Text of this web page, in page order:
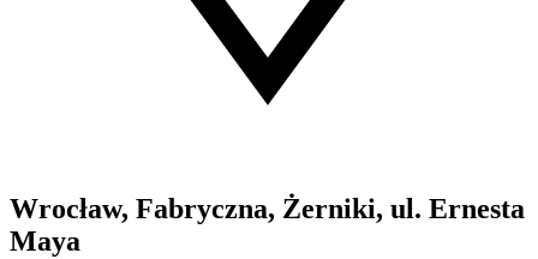
Wrocław, Fabryczna, Żerniki, ul. Ernesta
Maya